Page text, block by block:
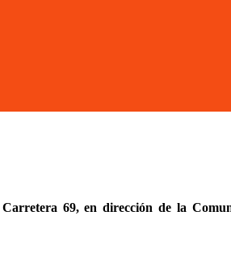
69, en dirección de la